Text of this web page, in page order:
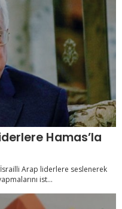
Hamas’la
Arap liderlere seslenerek
ist...